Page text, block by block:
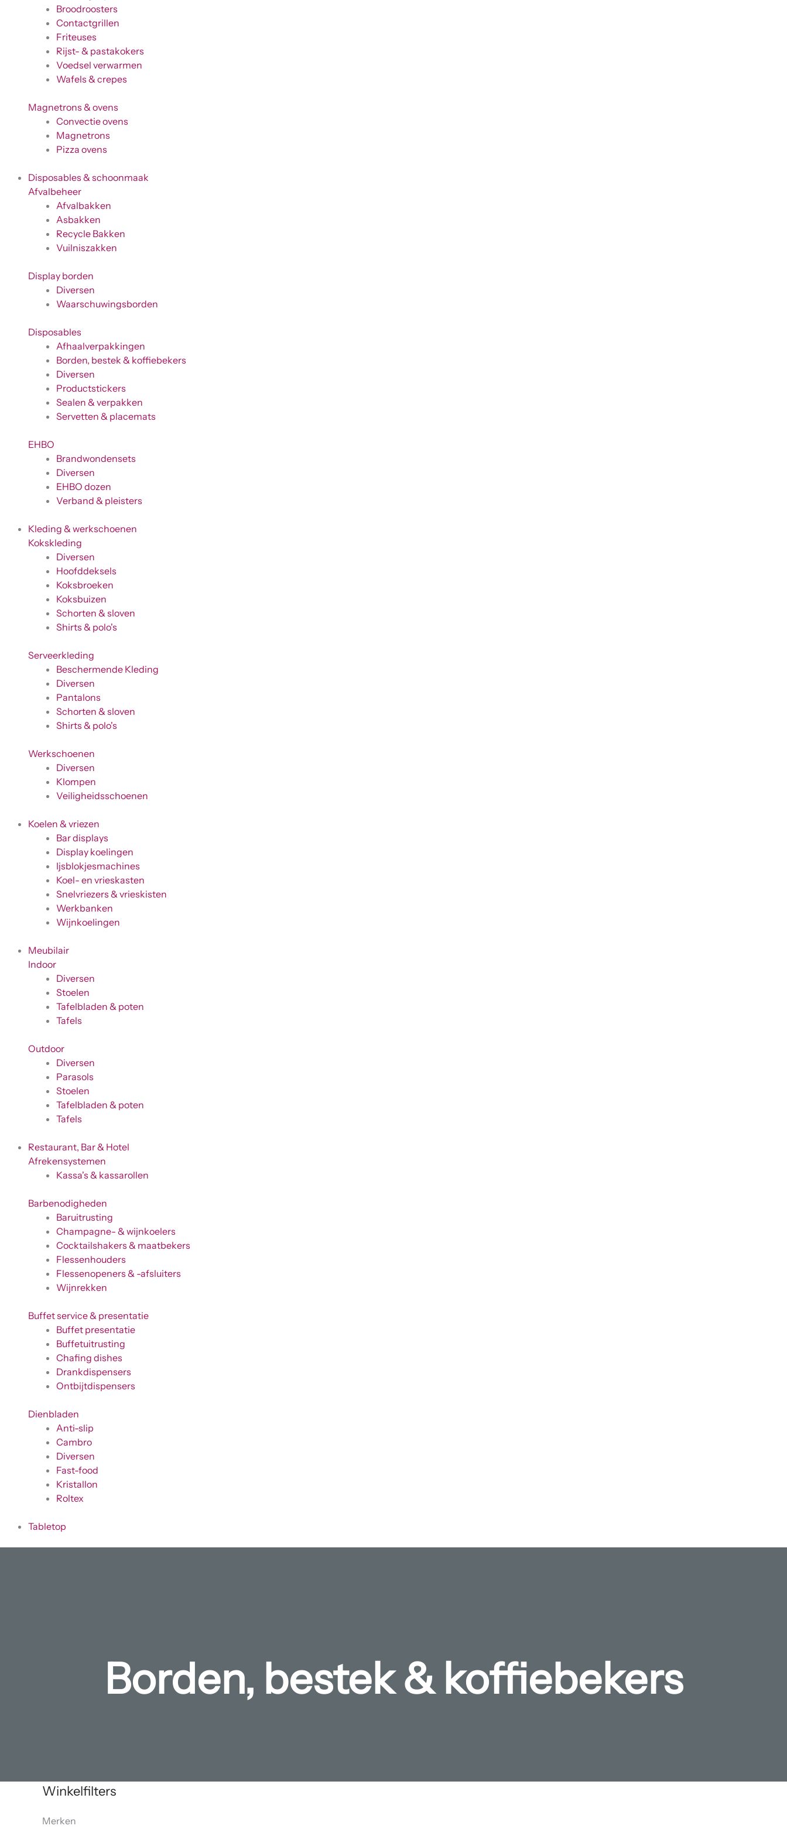
Broodroosters
Contactgrillen
Friteuses
Rijst- & pastakokers
Voedsel verwarmen
Wafels & crepes
Magnetrons & ovens
Convectie ovens
Magnetrons
Pizza ovens
Disposables & schoonmaak
Afvalbeheer
Afvalbakken
Asbakken
Recycle Bakken
Vuilniszakken
Display borden
Diversen
Waarschuwingsborden
Disposables
Afhaalverpakkingen
Borden, bestek & koffiebekers
Diversen
Productstickers
Sealen & verpakken
Servetten & placemats
EHBO
Brandwondensets
Diversen
EHBO dozen
Verband & pleisters
Kleding & werkschoenen
Kokskleding
Diversen
Hoofddeksels
Koksbroeken
Koksbuizen
Schorten & sloven
Shirts & polo's
Serveerkleding
Beschermende Kleding
Diversen
Pantalons
Schorten & sloven
Shirts & polo's
Werkschoenen
Diversen
Klompen
Veiligheidsschoenen
Koelen & vriezen
Bar displays
Display koelingen
Ijsblokjesmachines
Koel- en vrieskasten
Snelvriezers & vrieskisten
Werkbanken
Wijnkoelingen
Meubilair
Indoor
Diversen
Stoelen
Tafelbladen & poten
Tafels
Outdoor
Diversen
Parasols
Stoelen
Tafelbladen & poten
Tafels
Restaurant, Bar & Hotel
Afrekensystemen
Kassa's & kassarollen
Barbenodigheden
Baruitrusting
Champagne- & wijnkoelers
Cocktailshakers & maatbekers
Flessenhouders
Flessenopeners & -afsluiters
Wijnrekken
Buffet service & presentatie
Buffet presentatie
Buffetuitrusting
Chafing dishes
Drankdispensers
Ontbijtdispensers
Dienbladen
Anti-slip
Cambro
Diversen
Fast-food
Kristallon
Roltex
Tabletop
Borden, bestek & koffiebekers
Winkelfilters
Merken